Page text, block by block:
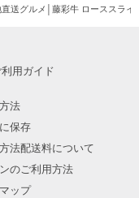
直送グルメ│藤彩牛 ローススライ
利用ガイド
法
保存
法配送料について
のご利用方法
ップ